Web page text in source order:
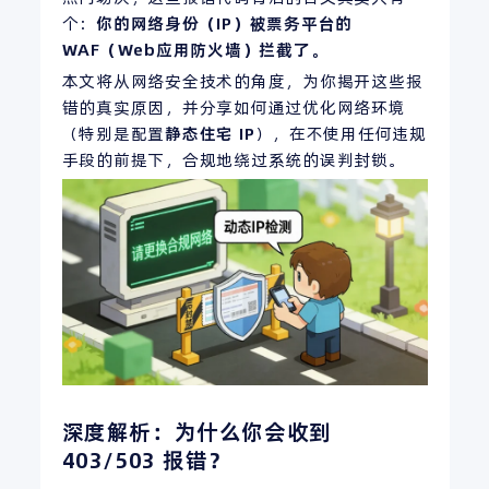
个： 你的网络身份（IP ）被票务平台的
WAF （Web应用防火墙 ）拦截了。
本文将从网络安全技术的角度，为你揭开这些报
错的真实原因，并分享如何通过优化网络环境
（特别是配置静态住宅 IP），在不使用任何违规
手段的前提下，合规地绕过系统的误判封锁。
深度解析：为什么你会收到
403/503 报错？